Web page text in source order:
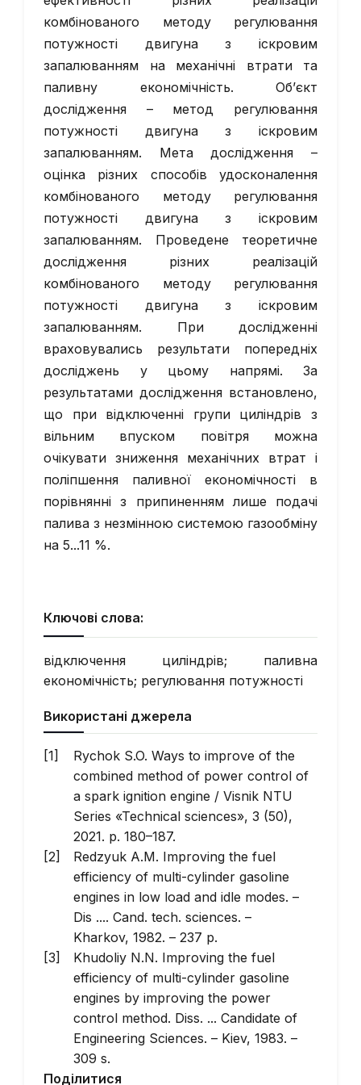
комбінованого методу регулювання
потужності двигуна з іскровим
запалюванням на механічні втрати та
паливну економічність. Об’єкт
дослідження – метод регулювання
потужності двигуна з іскровим
запалюванням. Мета дослідження –
оцінка різних способів удосконалення
комбінованого методу регулювання
потужності двигуна з іскровим
запалюванням. Проведене теоретичне
дослідження різних реалізацій
комбінованого методу регулювання
потужності двигуна з іскровим
запалюванням. При дослідженні
враховувались результати попередніх
досліджень у цьому напрямі. За
результатами дослідження встановлено,
що при відключенні групи циліндрів з
вільним впуском повітря можна
очікувати зниження механічних втрат і
поліпшення паливної економічності в
порівнянні з припиненням лише подачі
палива з незмінною системою газообміну
на 5...11 %.
Ключові слова:
відключення циліндрів; паливна
економічність; регулювання потужності
Використані джерела
Rychok S.O. Ways to improve of the
combined method of power control of
a spark ignition engine / Visnik NTU
Series «Technical sciences», 3 (50),
2021. p. 180–187.
Redzyuk A.M. Improving the fuel
efficiency of multi-cylinder gasoline
engines in low load and idle modes. –
Dis .... Cand. tech. sciences. –
Kharkov, 1982. – 237 p.
Khudoliy N.N. Improving the fuel
efficiency of multi-cylinder gasoline
engines by improving the power
control method. Diss. ... Candidate of
Engineering Sciences. – Kiev, 1983. –
309 s.
Dyadchenko V.L. Improving the fuel
Поділитися